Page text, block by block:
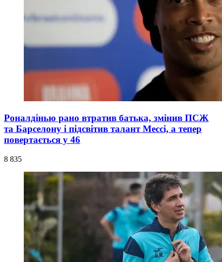
Роналдінью рано втратив батька, змінив ПСЖ
та Барселону і підсвітив талант Мессі, а тепер
повертається у 46
8 835